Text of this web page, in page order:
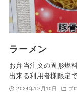
ラーメン
お弁当注文の固形燃
出来る利用者様限定
2024年12月10日 ブ